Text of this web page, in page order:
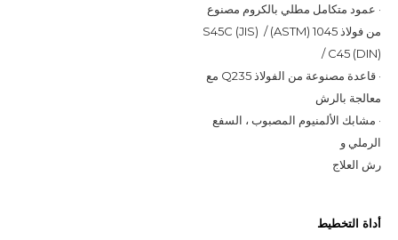
من فولاذ 1045 (ASTM) / S45C (JIS)
/ C45 (DIN)
معالجة بالرش
الرملي و
رش العلاج
أداة التخطيط